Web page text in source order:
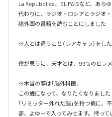
La Repubblica、EL PAÍSなど、あら
代わりに、ラジオ・ロシアとラジオ
諸外国の書籍を読むことにしました
※人とは違うこと（レアキャラ）をし
僕が思うに、天才とは、99%のヒラ
※本当の夢は「脳外科医」
この歳になって、なりたくなりました
「リミッター外れた脳」を持つ俺に
部、よゆーで入ってみせます。待っ